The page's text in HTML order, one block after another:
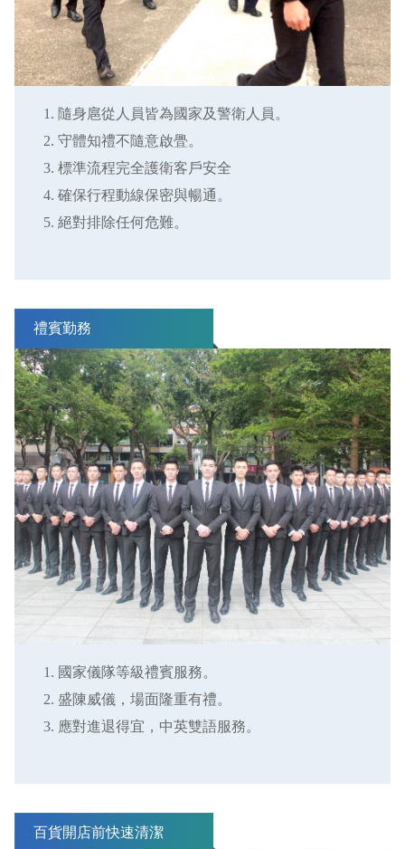
隨身扈從人員皆為國家及警衛人員。
守體知禮不隨意啟舋。
標準流程完全護衛客戶安全
確保行程動線保密與暢通。
絕對排除任何危難。
禮賓勤務
國家儀隊等級禮賓服務。
盛陳威儀，場面隆重有禮。
應對進退得宜，中英雙語服務。
百貨開店前快速清潔